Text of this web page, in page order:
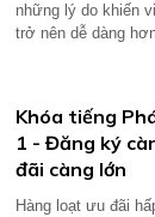
những lý do khiến
trở nên dễ dàng
Khóa tiếng
1 - Đăng ký
đãi càng lớn
Hàng loạt ưu đãi